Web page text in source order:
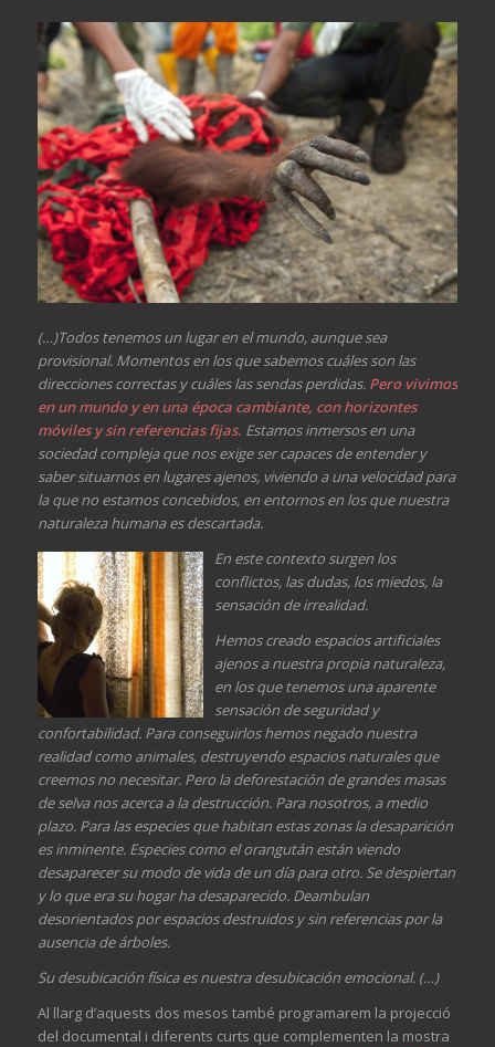
(…)Todos tenemos un lugar en el mundo, aunque sea
provisional. Momentos en los que sabemos cuáles son las
direcciones correctas y cuáles las sendas perdidas. Pero vivimos
en un mundo y en una época cambiante, con horizontes
móviles y sin referencias fijas. Estamos inmersos en una
sociedad compleja que nos exige ser capaces de entender y
saber situarnos en lugares ajenos, viviendo a una velocidad para
la que no estamos concebidos, en entornos en los que nuestra
naturaleza humana es descartada.
En este contexto surgen los
conflictos, las dudas, los miedos, la
sensación de irrealidad.
Hemos creado espacios artificiales
ajenos a nuestra propia naturaleza,
en los que tenemos una aparente
sensación de seguridad y
confortabilidad. Para conseguirlos hemos negado nuestra
realidad como animales, destruyendo espacios naturales que
creemos no necesitar. Pero la deforestación de grandes masas
de selva nos acerca a la destrucción. Para nosotros, a medio
plazo. Para las especies que habitan estas zonas la desaparición
es inminente. Especies como el orangután están viendo
desaparecer su modo de vida de un día para otro. Se despiertan
y lo que era su hogar ha desaparecido. Deambulan
desorientados por espacios destruidos y sin referencias por la
ausencia de árboles.
Su desubicación física es nuestra desubicación emocional. (…)
Al llarg d’aquests dos mesos també programarem la projecció
del documental i diferents curts que complementen la mostra